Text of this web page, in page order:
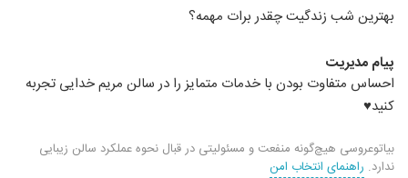
بهترین شب زندگیت چقدر برات مهمه؟
پیام مدیریت
احساس متفاوت بودن با خدمات متمایز را در سالن مریم خدایی تجربه
کنید♥️
بیاتوعروسی هیچ‌گونه منفعت و مسئولیتی در قبال نحوه عملکرد سالن زیبایی
ندارد. راهنمای انتخاب امن